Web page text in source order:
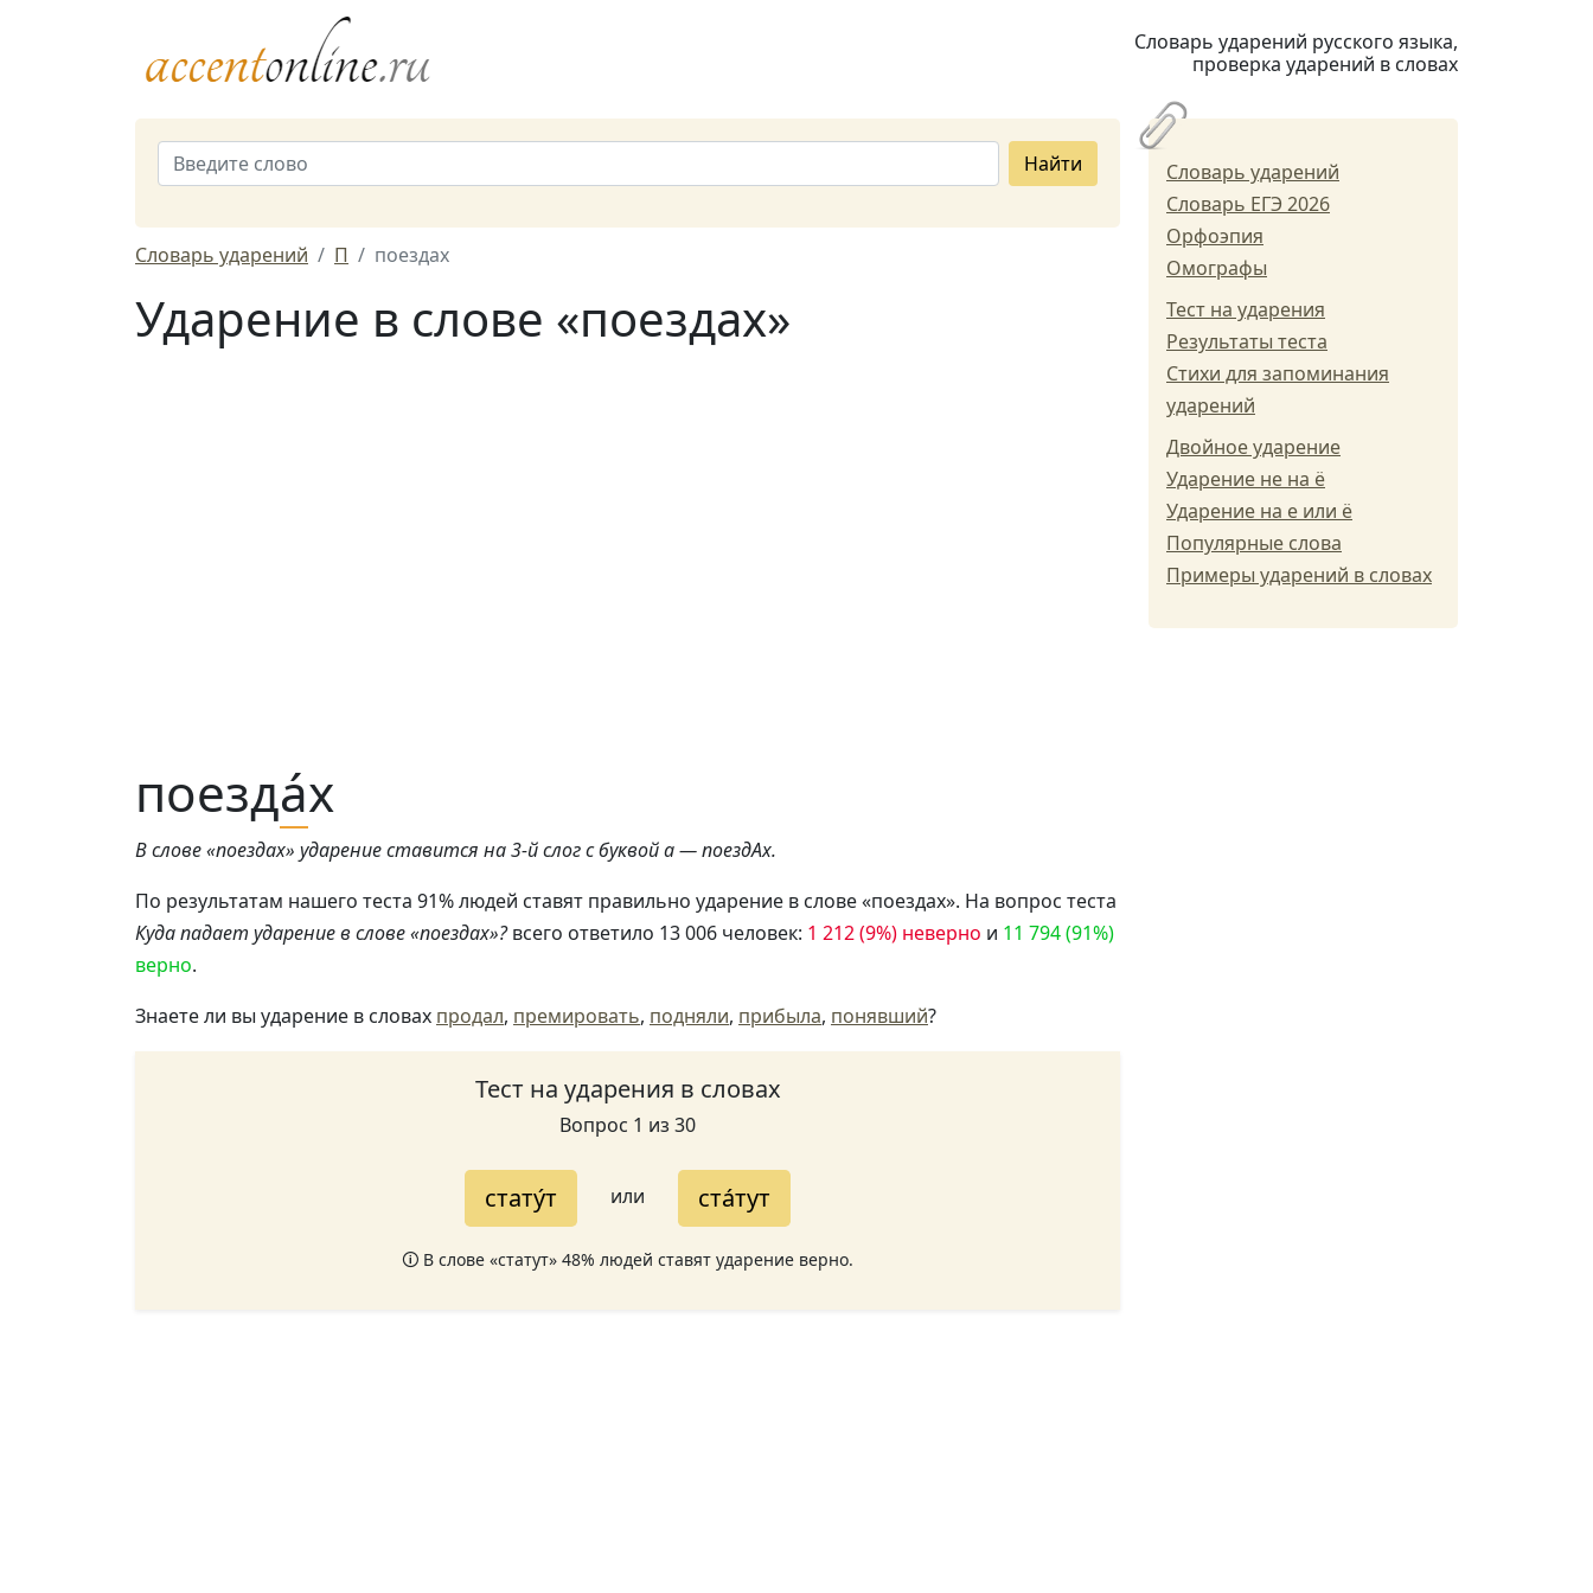
Словарь ударений русского языка,
проверка ударений в словах
Найти
Словарь ударений П поездах
Ударение в слове «поездах»
поезда́х
В слове «поездах» ударение ставится на 3-й слог с буквой а — поездАх.
По результатам нашего теста 91% людей ставят правильно ударение в слове «поездах». На вопрос теста
Куда падает ударение в слове «поездах»?всего ответило 13 006 человек: 1 212 (9%) неверно и 11 794 (91%)
верно.
Знаете ли вы ударение в словах продал, премировать, подняли, прибыла, понявший?
Тест на ударения в словах
Вопрос 1 из 30
стату́т или ста́тут
🛈 В слове «статут» 48% людей ставят ударение верно.
Словарь ударений
Словарь ЕГЭ 2026
Орфоэпия
Омографы
Тест на ударения
Результаты теста
Стихи для запоминания
ударений
Двойное ударение
Ударение не на ё
Ударение на е или ё
Популярные слова
Примеры ударений в словах